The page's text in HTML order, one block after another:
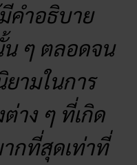
คำอธิบาย
ๆ ตลอดจน
ามในการ
าง ๆ ที่เกิด
กที่สุดเท่าที่